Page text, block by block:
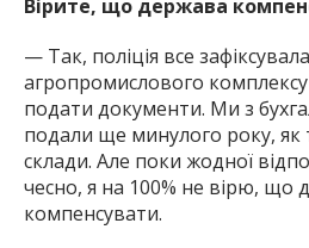
Вірите, що держава
— Так, поліція все
агропромислового
подати документи. Ми з
подали ще минулого року, як
склади. Але поки жодної
чесно, я на 100% не вірю, що
компенсувати.